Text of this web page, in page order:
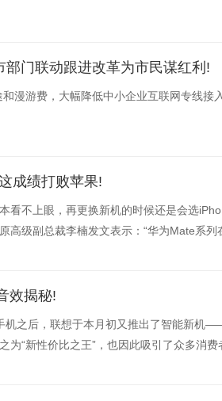
门联动跟进改革为市民谋红利!
和漫游费，大幅降低中小企业互联网专线接
成绩打败苹果!
看不上眼，再更换新机的时候还是会选
高级副总裁李楠发文表示：“华为Mate系
是52% vs 55%。
效揭秘!
机之后，联想于本月初又推出了智能新机
为“新性价比之王”，也因此吸引了众多消
为消费者答疑解惑。